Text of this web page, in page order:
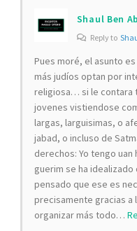
Shaul Ben
Reply to
Pues moré, el asunto
más judíos optan por
religiosa… si le contara
jovenes vistiendose
largas, larguisimas, o
jabad, o incluso de
derechos: Yo tengo
guerim se ha
pensado que ese es
precisamente gracias a
organizar más todo…